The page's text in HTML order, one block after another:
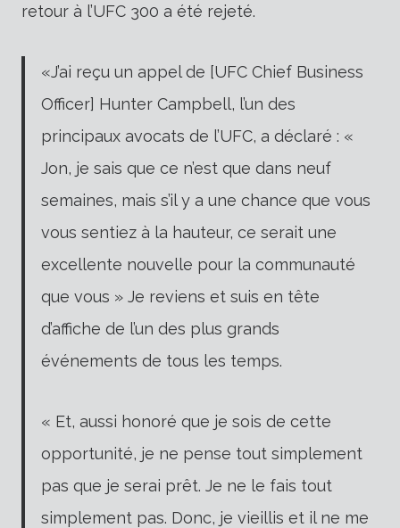
retour à l’UFC 300 a été rejeté.
«J’ai reçu un appel de [UFC Chief Business
Officer] Hunter Campbell, l’un des
principaux avocats de l’UFC, a déclaré : «
Jon, je sais que ce n’est que dans neuf
semaines, mais s’il y a une chance que vous
vous sentiez à la hauteur, ce serait une
excellente nouvelle pour la communauté
que vous » Je reviens et suis en tête
d’affiche de l’un des plus grands
événements de tous les temps.
« Et, aussi honoré que je sois de cette
opportunité, je ne pense tout simplement
pas que je serai prêt. Je ne le fais tout
simplement pas. Donc, je vieillis et il ne me